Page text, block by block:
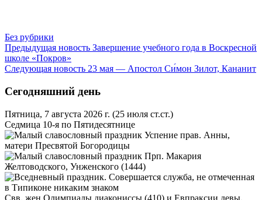
Без рубрики
Предыдущая новость Завершение учебного года в Воскресной
школе «Покров»
Следующая новость 23 мая — Апостол Си́мон Зилот, Кананит
Сегодняшний день
Пятница, 7 августа 2026 г. (25 июля ст.ст.)
Седмица 10-я по Пятидесятнице
Успение прав. Анны,
матери Пресвятой Богородицы
Прп. Макария
Желтоводского, Унженского (1444)
Свв. жен Олимпиады диакониссы (410) и Евпраксии девы,